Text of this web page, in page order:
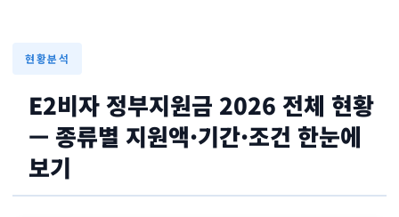
현황분석
E2비자 정부지원금 2026 전체 현황
— 종류별 지원액·기간·조건 한눈에
보기